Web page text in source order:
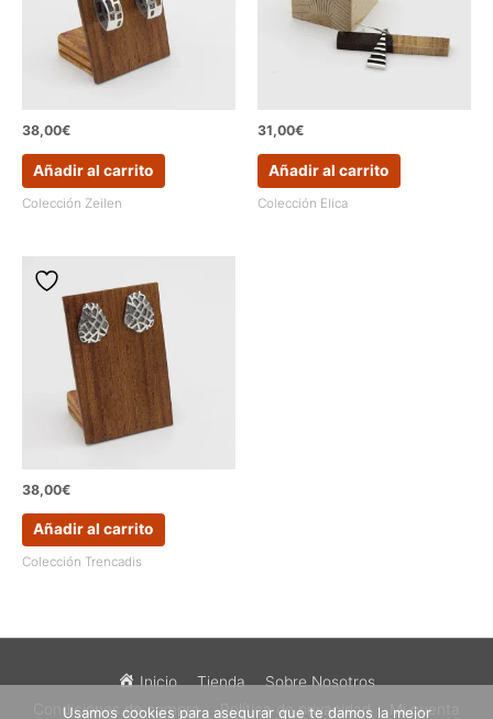
38,00€
Añadir al carrito
Colección Zeilen
31,00€
Añadir al carrito
Colección Elica
38,00€
Añadir al carrito
Colección Trencadis
Inicio Tienda
Sobre Nosotros
Condiciones de compra
Política de privacidad Mi cuenta
Usamos cookies para asegurar que te damos la mejor